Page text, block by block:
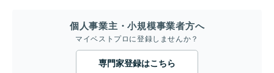
個人事業主・小規模事業者方へ
マイベストプロに登録しませんか？
専門家登録はこちら